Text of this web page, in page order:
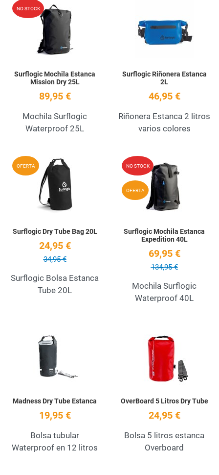
NO STOCK
Quick View
Surflogic Mochila Estanca
Mission Dry 25L
89,95 €
Mochila Surflogic
Waterproof 25L
Surflogic Riñonera Estanca
2L
46,95 €
Riñonera Estanca 2 litros
varios colores
OFERTA Add to Wishlist
Quick View
Surflogic Dry Tube Bag 20L
24,95 €
34,95 €
Surflogic Bolsa Estanca
Tube 20L
NO STOCK
OFERTA
Surflogic Mochila Estanca
Expedition 40L
69,95 €
134,95 €
Mochila Surflogic
Waterproof 40L
Madness Dry Tube Estanca
19,95 €
Bolsa tubular
Waterproof en 12 litros
OverBoard 5 Litros Dry Tube
24,95 €
Bolsa 5 litros estanca
Overboard